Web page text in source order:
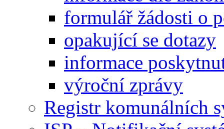
formulář žádosti o
opakující se dotazy
informace
výroční zprávy
Registr komunálních